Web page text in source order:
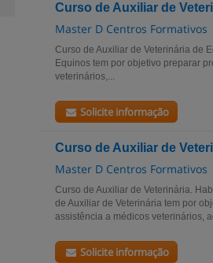
Curso de Auxiliar de
Master D Centros Formativos
Curso de Auxiliar de Veterinária de
Equinos tem por objetivo preparar
veterinários,...
Solicite informação
Curso de Auxiliar de
Master D Centros Formativos
Curso de Auxiliar de Veterinária.
de Auxiliar de Veterinária tem por
assistência a médicos veterinários,
Solicite informação